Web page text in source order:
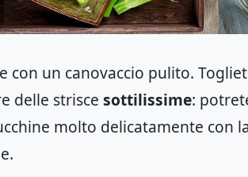
con un canovaccio pulito.
delle strisce sottilissime:
molto delicatamente con